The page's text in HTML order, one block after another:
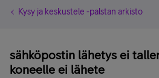
Kysy ja keskustele -palstan arkisto
sähköpostin lähetys ei
koneelle ei lähete